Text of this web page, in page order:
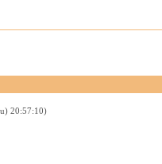
20:57:10)